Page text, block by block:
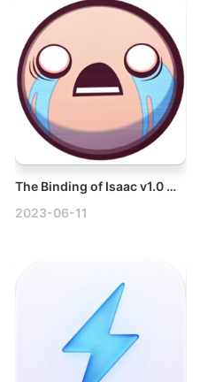
The Binding of Isaac v1.0 Mac以撒的结合
2023-06-11